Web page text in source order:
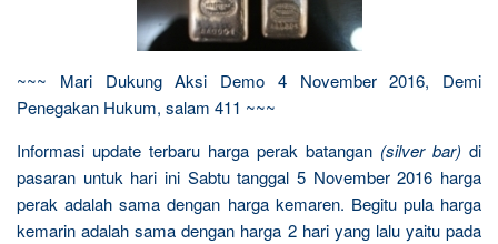
~~~ Mari Dukung Aksi Demo 4 November 2016, Demi
Penegakan Hukum, salam 411 ~~~
Informasi update terbaru harga perak batangan (silver bar) di
pasaran untuk hari ini Sabtu tanggal 5 November 2016 harga
perak adalah sama dengan harga kemaren. Begitu pula harga
kemarin adalah sama dengan harga 2 hari yang lalu yaitu pada